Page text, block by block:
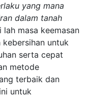
yang mana
dalam tanah
lah masa keemasan
untuk
serta cepat
metode
terbaik dan
untuk